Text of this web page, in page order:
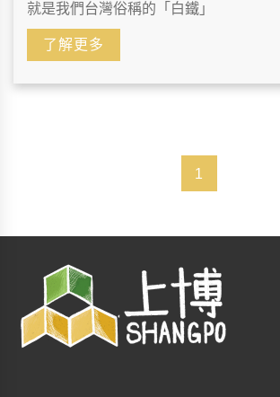
就是我們台灣俗稱的「白鐵」
了解更多
1